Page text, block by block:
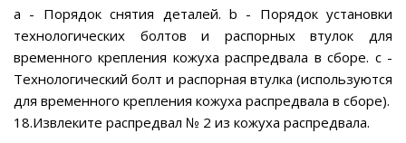
а - Порядок снятия деталей. b - Порядок установки
технологических болтов и распорных втулок для
временного крепления кожуха распредвала в сборе. с -
Технологический болт и распорная втулка (используются
для временного крепления кожуха распредвала в сборе).
18.Извлеките распредвал № 2 из кожуха распредвала.